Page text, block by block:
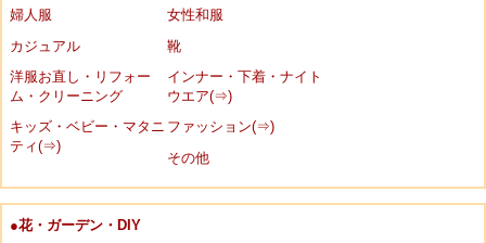
婦人服
女性和服
カジュアル
靴
洋服お直し・リフォー
ム・クリーニング
インナー・下着・ナイト
ウエア(⇒)
キッズ・ベビー・マタニ
ティ(⇒)
ファッション(⇒)
その他
●花・ガーデン・DIY